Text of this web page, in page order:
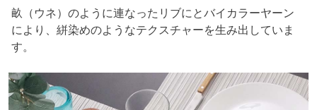
畝（ウネ）のように連なったリブにとバイカラーヤーン
により、絣染めのようなテクスチャーを生み出していま
す。